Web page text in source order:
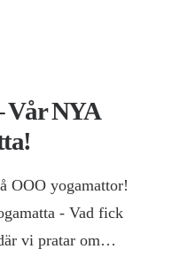
Vår NYA
OOO yogamattor!
- Vad fick
vi pratar om…